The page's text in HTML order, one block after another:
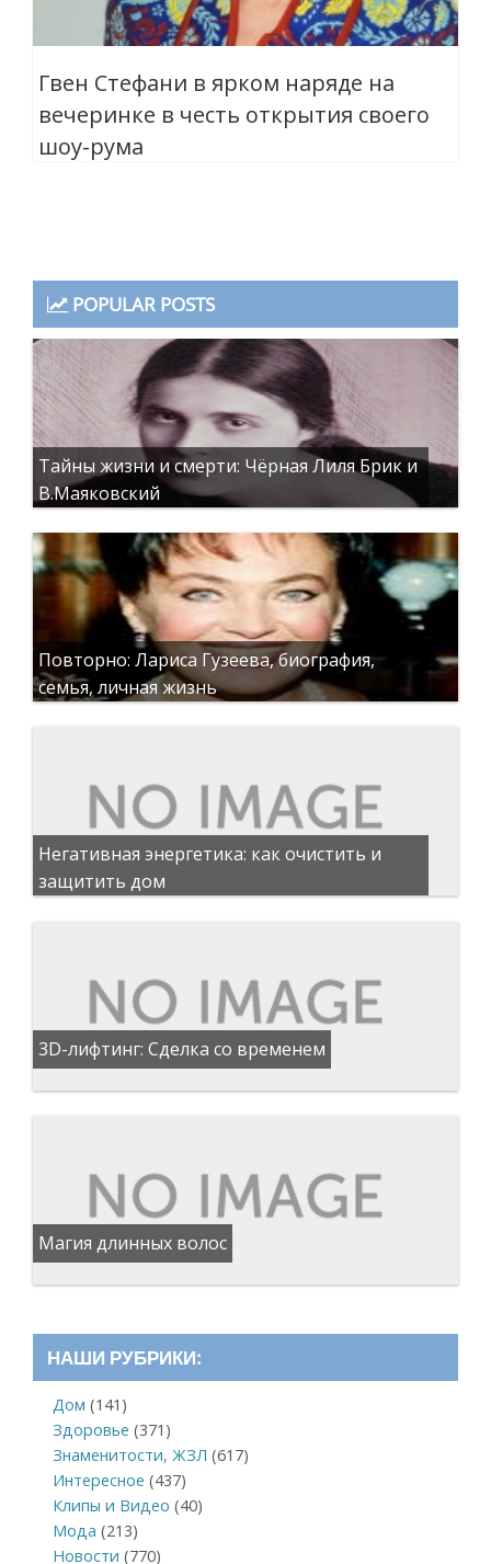
Гвен Стефани в ярком наряде на
вечеринке в честь открытия своего
шоу-рума
POPULAR POSTS
Тайны жизни и смерти: Чёрная Лиля Брик и
В.Маяковский
Повторно: Лариса Гузеева, биография,
семья, личная жизнь
Негативная энергетика: как очистить и
защитить дом
3D-лифтинг: Сделка со временем
Магия длинных волос
НАШИ РУБРИКИ:
Дом (141)
Здоровье (371)
Знаменитости, ЖЗЛ (617)
Интересное (437)
Клипы и Видео (40)
Мода (213)
Новости (770)